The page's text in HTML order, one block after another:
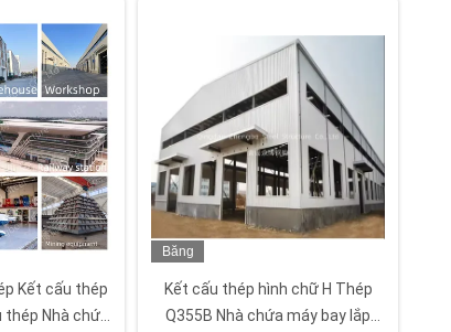
Kết cấu thép
Nhà chứa
Băng
Kết cấu thép hình chữ H Thép
Q355B Nhà chứa máy bay lắp